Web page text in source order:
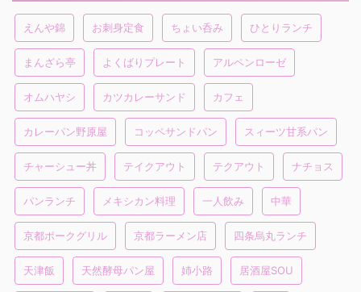
えんや錦 お刺身定食 ちょい呑み ひとりランチ
まんざら亭 よくばりプレート アルペンローゼ
オムハヤシ カツカレーサンド カフェ
カレーパン野原屋 コッペサンドパン スィーツ甘系パン
チャーシュー丼 テイクアウト テクアウト ナチョス
パンランチ メキシカン料理 一人飲み 中華
京都ポークグリル 京都ラーメン店 四条烏丸ランチ
天津飯 天然酵母パン屋 姉小路 居酒屋SOU